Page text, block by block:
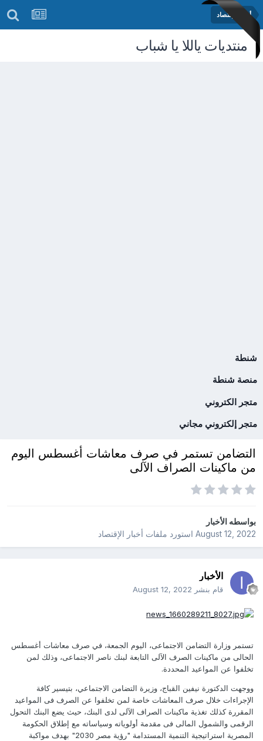
أخبار الإقتصاد
منتديات ياللا يا شباب
شنطة
منصة شنطة
متجر الكتروني
متجر إلكتروني مجاني
التضامن تستمر في صرف معاشات أغسطس اليوم
من ماكينات الصراف الآلى
بواسطهالأخبار
August 12, 2022استورد ملفات أخبار الإقتصاد
الأخبار
قام بنشر August 12, 2022
تستمر وزارة التضامن الاجتماعى، اليوم الجمعة، في صرف معاشات أغسطس
الحالى من ماكينات الصرف الآلى التابعة لبنك ناصر الاجتماعى، وذلك لمن
تخلفوا عن المواعيد المحددة.
ووجهت الدكتورة نيفين القباج، وزيرة التضامن الاجتماعي، بتيسير كافة
الإجراءات خلال صرف المعاشات خاصة لمن تخلفوا عن الصرف فى المواعيد
المقررة كذلك تغذية ماكينات الصراف الآلى لدى البنك، حيث يضع البنك التحول
الرقمى والشمول المالى فى مقدمة أولوياته وسياساته مع إطلاق الحكومة
المصرية استراتيجية التنمية المستدامة "رؤية مصر 2030" بهدف مواكبة